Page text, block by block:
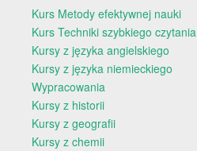
Kurs Metody efektywnej nauki
Kurs Techniki szybkiego czytania
Kursy z języka angielskiego
Kursy z języka niemieckiego
Wypracowania
Kursy z historii
Kursy z geografii
Kursy z chemii